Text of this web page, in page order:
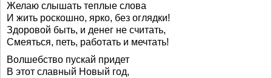
Желаю слышать теплые слова
И жить роскошно, ярко, без оглядки!
Здоровой быть, и денег не считать,
Смеяться, петь, работать и мечтать!
Волшебство пускай придет
В этот славный Новый год,